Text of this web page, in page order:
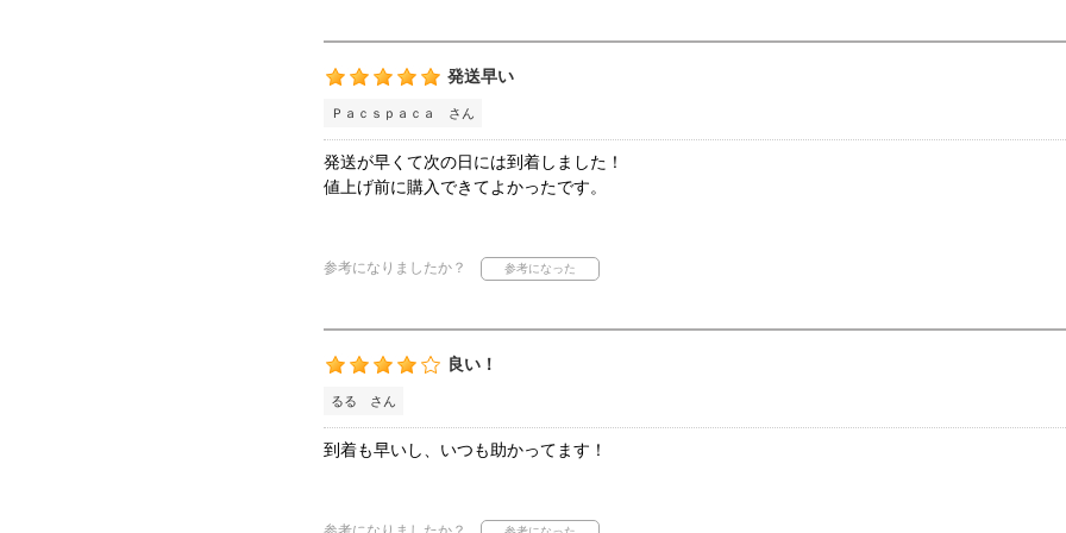
発送早い
Ｐａｃｓｐａｃａ さん
発送が早くて次の日には到着しました！
値上げ前に購入できてよかったです。
参考になりましたか？
良い！
るる さん
到着も早いし、いつも助かってます！